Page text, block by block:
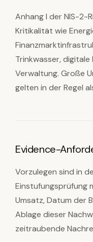
Anhang I der NIS-2-
Kritikalität wie
Trinkwasser,
Verwaltung. Große
gelten in der Regel
Evidence-
Vorzulegen sind in
Einstufungsprüfung
Umsatz, Datum der
Ablage dieser
zeitraubende